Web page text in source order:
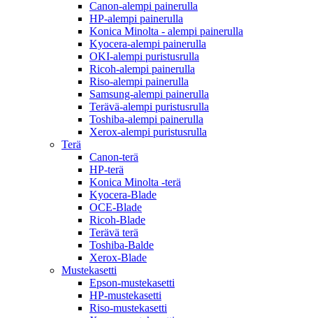
Canon-alempi painerulla
HP-alempi painerulla
Konica Minolta - alempi painerulla
Kyocera-alempi painerulla
OKI-alempi puristusrulla
Ricoh-alempi painerulla
Riso-alempi painerulla
Samsung-alempi painerulla
Terävä-alempi puristusrulla
Toshiba-alempi painerulla
Xerox-alempi puristusrulla
Terä
Canon-terä
HP-terä
Konica Minolta -terä
Kyocera-Blade
OCE-Blade
Ricoh-Blade
Terävä terä
Toshiba-Balde
Xerox-Blade
Mustekasetti
Epson-mustekasetti
HP-mustekasetti
Riso-mustekasetti